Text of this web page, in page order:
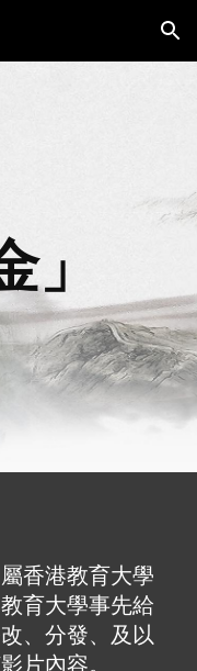
Skip to navigation
」
香港教育大學
育大學事先給
、分發、及以
片內容。